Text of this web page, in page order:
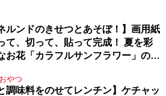
ルンドのきせつとあそぼ！】画用紙
て、切って、貼って完成！ 夏を彩
お花「カラフルサンフラワー」の作
やつ
調味料をのせてレンチン】ケチャッ